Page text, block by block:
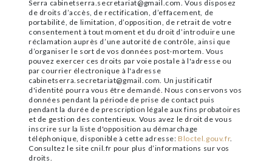
Serra cabinetserra.secretariat@gmail.com. Vous disposez
de droits d’accès, de rectification, d’effacement, de
portabilité, de limitation, d’opposition, de retrait de votre
consentement à tout moment et du droit d’introduire une
réclamation auprès d’une autorité de contrôle, ainsi que
d’organiser le sort de vos données post-mortem. Vous
pouvez exercer ces droits par voie postale à l'adresse ou
par courrier électronique à l'adresse
cabinetserra.secretariat@gmail.com. Un justificatif
d'identité pourra vous être demandé. Nous conservons vos
données pendant la période de prise de contact puis
pendant la durée de prescription légale aux fins probatoires
et de gestion des contentieux. Vous avez le droit de vous
inscrire sur la liste d'opposition au démarchage
téléphonique, disponible à cette adresse: Bloctel.gouv.fr.
Consultez le site cnil.fr pour plus d’informations sur vos
droits.